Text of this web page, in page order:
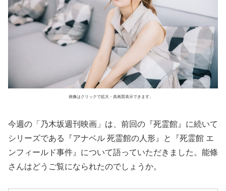
画像はクリックで拡大・高画質表示できます。
今週の「乃木坂週刊映画」は、前回の『死霊館』に続いて
シリーズである『アナベル 死霊館の人形』と『死霊館 エ
ンフィールド事件』について語っていただきました。能條
さんはどうご覧になられたのでしょうか。